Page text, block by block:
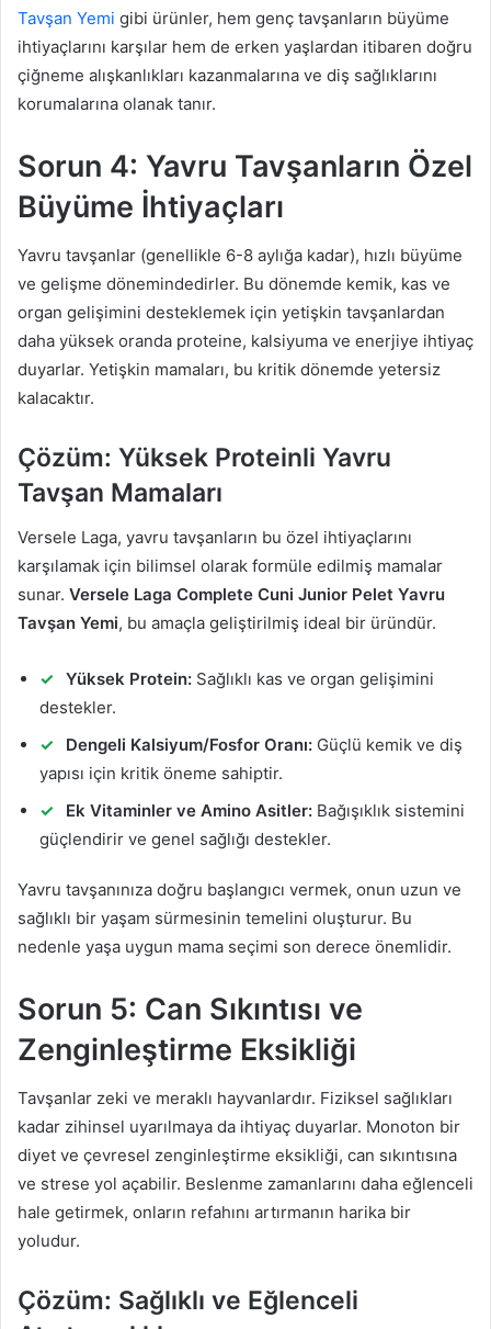
Tavşan Yemi gibi ürünler, hem genç tavşanların büyüme
ihtiyaçlarını karşılar hem de erken yaşlardan itibaren doğru
çiğneme alışkanlıkları kazanmalarına ve diş sağlıklarını
korumalarına olanak tanır.
Sorun 4: Yavru Tavşanların Özel
Büyüme İhtiyaçları
Yavru tavşanlar (genellikle 6-8 aylığa kadar), hızlı büyüme
ve gelişme dönemindedirler. Bu dönemde kemik, kas ve
organ gelişimini desteklemek için yetişkin tavşanlardan
daha yüksek oranda proteine, kalsiyuma ve enerjiye ihtiyaç
duyarlar. Yetişkin mamaları, bu kritik dönemde yetersiz
kalacaktır.
Çözüm: Yüksek Proteinli Yavru
Tavşan Mamaları
Versele Laga, yavru tavşanların bu özel ihtiyaçlarını
karşılamak için bilimsel olarak formüle edilmiş mamalar
sunar. Versele Laga Complete Cuni Junior Pelet Yavru
Tavşan Yemi, bu amaçla geliştirilmiş ideal bir üründür.
Yüksek Protein: Sağlıklı kas ve organ gelişimini
destekler.
Dengeli Kalsiyum/Fosfor Oranı: Güçlü kemik ve diş
yapısı için kritik öneme sahiptir.
Ek Vitaminler ve Amino Asitler: Bağışıklık sistemini
güçlendirir ve genel sağlığı destekler.
Yavru tavşanınıza doğru başlangıcı vermek, onun uzun ve
sağlıklı bir yaşam sürmesinin temelini oluşturur. Bu
nedenle yaşa uygun mama seçimi son derece önemlidir.
Sorun 5: Can Sıkıntısı ve
Zenginleştirme Eksikliği
Tavşanlar zeki ve meraklı hayvanlardır. Fiziksel sağlıkları
kadar zihinsel uyarılmaya da ihtiyaç duyarlar. Monoton bir
diyet ve çevresel zenginleştirme eksikliği, can sıkıntısına
ve strese yol açabilir. Beslenme zamanlarını daha eğlenceli
hale getirmek, onların refahını artırmanın harika bir
yoludur.
Çözüm: Sağlıklı ve Eğlenceli